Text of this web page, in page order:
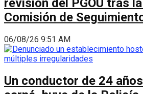
revisión del PGOU tras
Comisión de
06/08/26 9:51 AM
Un conductor de 24